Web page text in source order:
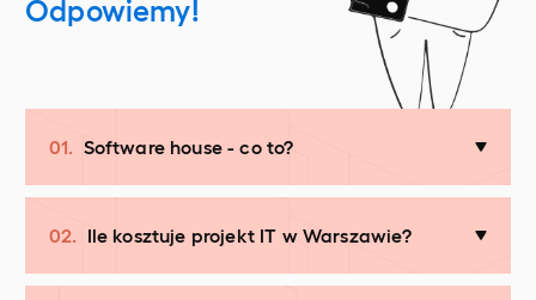
Odpowiemy!
01. Software house - co to?
02. Ile kosztuje projekt IT w Warszawie?